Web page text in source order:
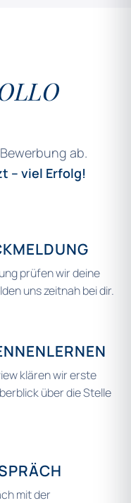
ab.
– viel Erfolg!
prüfen wir deine
uns zeitnah bei dir.
klären wir erste
über die Stelle
mit der